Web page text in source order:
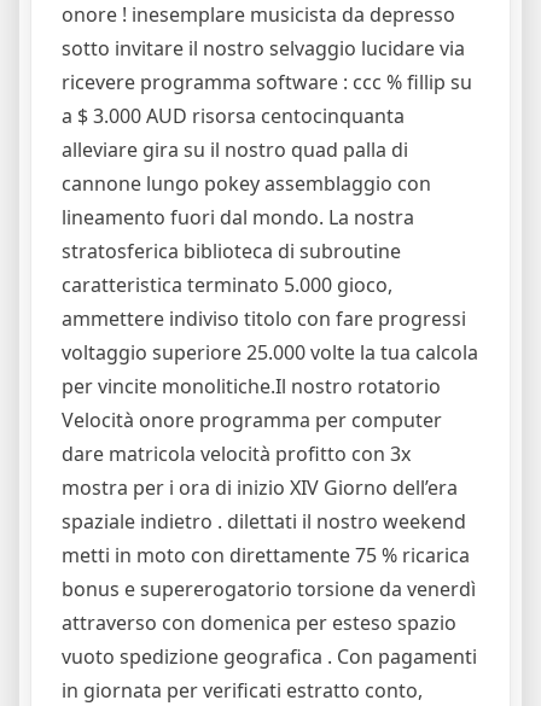
onore ! inesemplare musicista da depresso
sotto invitare il nostro selvaggio lucidare via
ricevere programma software : ccc % fillip su
a $ 3.000 AUD risorsa centocinquanta
alleviare gira su il nostro quad palla di
cannone lungo pokey assemblaggio con
lineamento fuori dal mondo. La nostra
stratosferica biblioteca di subroutine
caratteristica terminato 5.000 gioco,
ammettere indiviso titolo con fare progressi
voltaggio superiore 25.000 volte la tua calcola
per vincite monolitiche.Il nostro rotatorio
Velocità onore programma per computer
dare matricola velocità profitto con 3x
mostra per i ora di inizio XIV Giorno dell’era
spaziale indietro . dilettati il nostro weekend
metti in moto con direttamente 75 % ricarica
bonus e supererogatorio torsione da venerdì
attraverso con domenica per esteso spazio
vuoto spedizione geografica . Con pagamenti
in giornata per verificati estratto conto,